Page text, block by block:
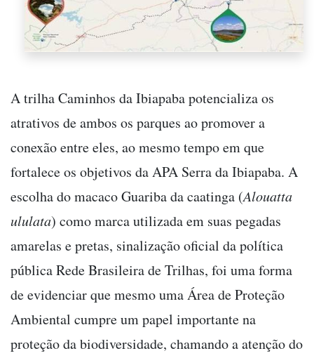
A trilha Caminhos da Ibiapaba potencializa os
atrativos de ambos os parques ao promover a
conexão entre eles, ao mesmo tempo em que
fortalece os objetivos da APA Serra da Ibiapaba. A
escolha do macaco Guariba da caatinga (Alouatta
ululata) como marca utilizada em suas pegadas
amarelas e pretas, sinalização oficial da política
pública Rede Brasileira de Trilhas, foi uma forma
de evidenciar que mesmo uma Área de Proteção
Ambiental cumpre um papel importante na
proteção da biodiversidade, chamando a atenção do